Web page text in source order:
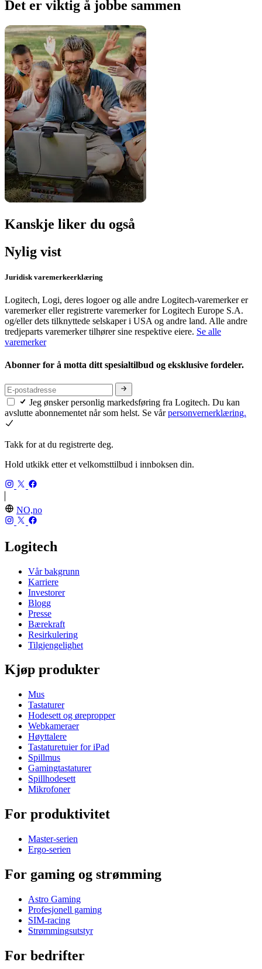
Det er viktig å jobbe sammen
Kanskje liker du også
Nylig vist
Juridisk varemerkeerklæring
Logitech, Logi, deres logoer og alle andre Logitech-varemerker er
varemerker eller registrerte varemerker for Logitech Europe S.A.
og/eller dets tilknyttede selskaper i USA og andre land. Alle andre
tredjeparts varemerker tilhører sine respektive eiere. Se alle
varemerker
Abonner for å motta ditt spesialtilbud og eksklusive fordeler.
Jeg ønsker personlig markedsføring fra Logitech. Du kan
avslutte abonnementet når som helst. Se vårpersonvernerklæring.
Takk for at du registrerte deg.
Hold utkikk etter et velkomsttilbud i innboksen din.
NO,no
Logitech
Vår bakgrunn
Karriere
Investorer
Blogg
Presse
Bærekraft
Resirkulering
Tilgjengelighet
Kjøp produkter
Mus
Tastaturer
Hodesett og ørepropper
Webkameraer
Høyttalere
Tastaturetuier for iPad
Spillmus
Gamingtastaturer
Spillhodesett
Mikrofoner
For produktivitet
Master-serien
Ergo-serien
For gaming og strømming
Astro Gaming
Profesjonell gaming
SIM-racing
Strømmingsutstyr
For bedrifter